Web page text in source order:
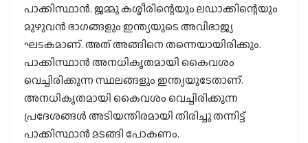
പാക്കിസ്ഥാന്‍. ജമ്മു കശ്മീരിന്റെയും ലഡാക്കിന്റെയും
മുഴുവന്‍ ഭാഗങ്ങളും ഇന്ത്യയുടെ അവിഭാജ്യ
ഘടകമാണ്. അത് അങ്ങിനെ തന്നെയായിരിക്കും.
പാക്കിസ്ഥാന്‍ അനധികൃതമായി കൈവശം
വെച്ചിരിക്കുന്ന സ്ഥലങ്ങളും ഇന്ത്യയുടേതാണ്.
അനധികൃതമായി കൈവശം വെച്ചിരിക്കുന്ന
പ്രദേശങ്ങള്‍ അടിയന്തിരമായി തിരിച്ചു തന്നിട്ട്
പാക്കിസ്ഥാന്‍ മടങ്ങി പോകണം.